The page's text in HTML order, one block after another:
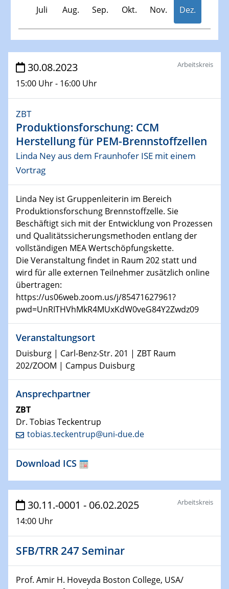
Juli Aug. Sep. Okt. Nov. Dez.
Veranstaltungen
30.11.-0001 - 06.02.2025
SFB/TRR 247 Seminar
10.01.2023
SFB 1242 Kolloquium
11.01.2023
Physikalisches Kolloquium
18.01.2023
Physikalisches Kolloquium
18.01.2023
GDCh Kolloquium
20.01.2023
Artificial intelligence
25.01.2023
25.01.2023
GDCh Kolloquium
26.01.2023
NanoPorT
Online Workshop
01.02.2023
Physikalisches Kolloquium
Biomimetic colour engineering from nature to
GDCh Kolloquium
SPP 2122, Annual Meeting, Evonik
SPP 2122 Summer School
30.08.2023
15:00 Uhr - 16:00 Uhr
Arbeitskreis
ZBT
Produktionsforschung: CCM
Herstellung für PEM-Brennstoffzellen
Linda Ney aus dem Fraunhofer ISE mit einem
Vortrag
Linda Ney ist Gruppenleiterin im Bereich
Produktionsforschung Brennstoffzelle. Sie
Beschäftigt sich mit der Entwicklung von Prozessen
und Qualitätssicherungsmethoden entlang der
vollständigen MEA Wertschöpfungskette.
Die Veranstaltung findet in Raum 202 statt und
wird für alle externen Teilnehmer zusätzlich online
übertragen:
https://us06web.zoom.us/j/85471627961?
pwd=UnRITHVhMkR4MUxKdW0veG84Y2Zwdz09
Veranstaltungsort
Duisburg | Carl-Benz-Str. 201 | ZBT Raum
202/ZOOM | Campus Duisburg
Ansprechpartner
ZBT
Dr. Tobias Teckentrup
tobias.teckentrup@uni-due.de
Download ICS
30.11.-0001 - 06.02.2025
14:00 Uhr
Arbeitskreis
SFB/TRR 247 Seminar
Prof. Amir H. Hoveyda Boston College, USA/